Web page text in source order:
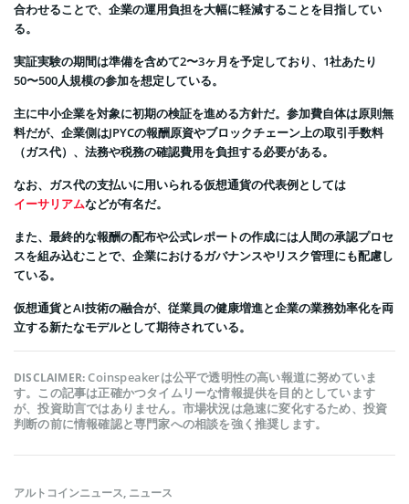
合わせることで、企業の運用負担を大幅に軽減することを目指してい
る。
実証実験の期間は準備を含めて2〜3ヶ月を予定しており、1社あたり
50〜500人規模の参加を想定している。
主に中小企業を対象に初期の検証を進める方針だ。参加費自体は原則無
料だが、企業側はJPYCの報酬原資やブロックチェーン上の取引手数料
（ガス代）、法務や税務の確認費用を負担する必要がある。
なお、ガス代の支払いに用いられる仮想通貨の代表例としては
イーサリアムなどが有名だ。
また、最終的な報酬の配布や公式レポートの作成には人間の承認プロセ
スを組み込むことで、企業におけるガバナンスやリスク管理にも配慮し
ている。
仮想通貨とAI技術の融合が、従業員の健康増進と企業の業務効率化を両
立する新たなモデルとして期待されている。
DISCLAIMER:Coinspeakerは公平で透明性の高い報道に努めていま
す。この記事は正確かつタイムリーな情報提供を目的としています
が、投資助言ではありません。市場状況は急速に変化するため、投資
判断の前に情報確認と専門家への相談を強く推奨します。
アルトコインニュース, ニュース